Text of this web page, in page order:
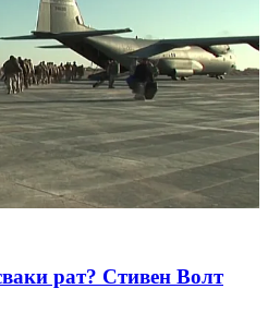
рат? Стивен Волт